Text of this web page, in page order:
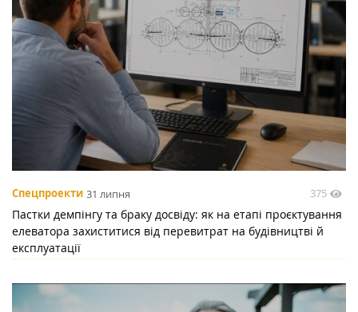
Спецпроекти 31 липня 375
Пастки демпінгу та браку досвіду: як на етапі проєктування
елеватора захиститися від перевитрат на будівництві й
експлуатації